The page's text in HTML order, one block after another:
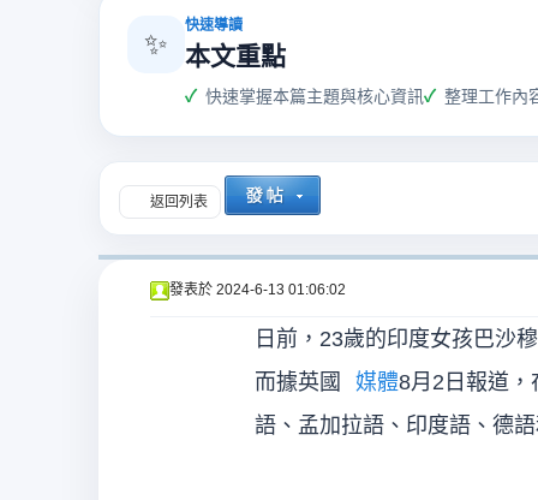
✨
快速導讀
本文重點
快速掌握本篇主題與核心資訊 整理工作內
返回列表
發表於 2024-6-13 01:06:02
日前，23歲的印度女孩巴沙
而據英國
媒體8月2日報道，
語、孟加拉語、印度語、德